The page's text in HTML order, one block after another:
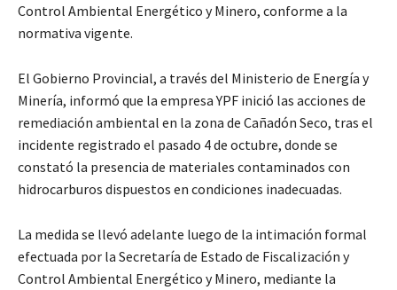
Control Ambiental Energético y Minero, conforme a la
normativa vigente.
El Gobierno Provincial, a través del Ministerio de Energía y
Minería, informó que la empresa YPF inició las acciones de
remediación ambiental en la zona de Cañadón Seco, tras el
incidente registrado el pasado 4 de octubre, donde se
constató la presencia de materiales contaminados con
hidrocarburos dispuestos en condiciones inadecuadas.
La medida se llevó adelante luego de la intimación formal
efectuada por la Secretaría de Estado de Fiscalización y
Control Ambiental Energético y Minero, mediante la